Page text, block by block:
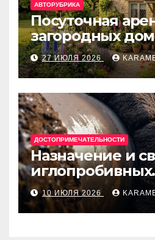
АВТОРУБРИКА
Посуточная
загородных
отдыха
27 ИЮЛЯ 2026
ДОСТОПРИМЕЧАТЕЛЬНОСТИ
Назначение и
иглопробивных
базальтовых
матов
10 ИЮЛЯ 2026